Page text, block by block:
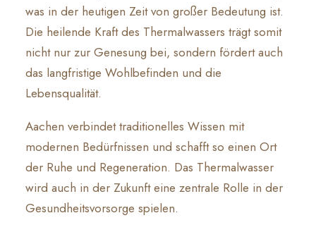
was in der heutigen Zeit von großer Bedeutung ist.
Die heilende Kraft des Thermalwassers trägt somit
nicht nur zur Genesung bei, sondern fördert auch
das langfristige Wohlbefinden und die
Lebensqualität.
Aachen verbindet traditionelles Wissen mit
modernen Bedürfnissen und schafft so einen Ort
der Ruhe und Regeneration. Das Thermalwasser
wird auch in der Zukunft eine zentrale Rolle in der
Gesundheitsvorsorge spielen.